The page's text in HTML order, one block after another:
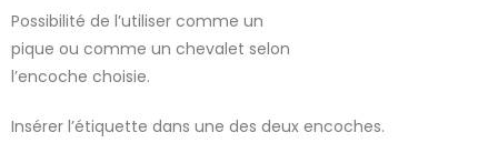
Possibilité de l’utiliser comme un
pique ou comme un chevalet selon
l’encoche choisie.
Insérer l’étiquette dans une des deux encoches.